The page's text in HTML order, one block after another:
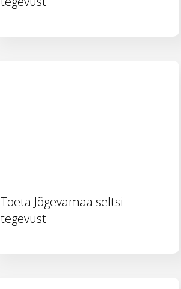
Toeta Jõgevamaa seltsi
tegevust